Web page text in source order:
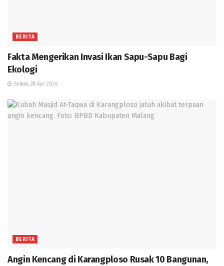
BERITA
Fakta Mengerikan Invasi Ikan Sapu-Sapu Bagi
Ekologi
Selasa, 28 Apr 2026
BERITA
Angin Kencang di Karangploso Rusak 10 Bangunan,